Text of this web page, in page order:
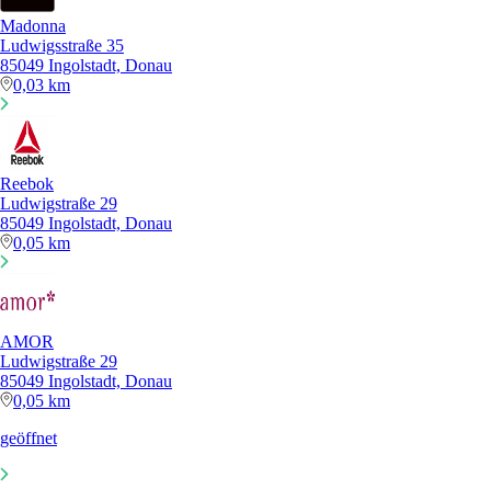
Madonna
Ludwigsstraße 35
85049 Ingolstadt, Donau
0,03 km
Reebok
Ludwigstraße 29
85049 Ingolstadt, Donau
0,05 km
AMOR
Ludwigstraße 29
85049 Ingolstadt, Donau
0,05 km
geöffnet